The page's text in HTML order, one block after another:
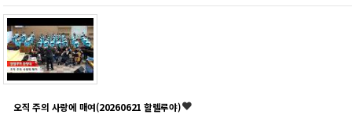
오직 주의 사랑에 매여(20260621 할렐루야)